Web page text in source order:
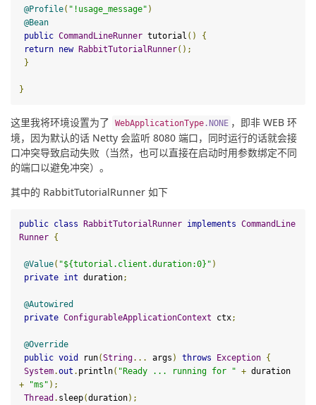
@Profile( "!usage_message" )
@Bean
public CommandLineRunner tutorial ()
{
return new RabbitTutorialRunner();
}
}
这里我将环境设置为了 WebApplicationType.NONE ，即非 WEB 环
境，因为默认的话 Netty 会监听 8080 端口，同时运行的话就会接
口冲突导致启动失败（当然，也可以直接在启动时用参数绑定不同
的端口以避免冲突）。
其中的 RabbitTutorialRunner 如下
public class RabbitTutorialRunner implements CommandLine
Runner {
@Value( "${tutorial.client.duration:0}" )
private int duration;
@Autowired
private ConfigurableApplicationContext ctx;
@Override
public void run(String... args ) throws Exception {
System.out . println( "Ready ... running for " +
duration
+
"ms" );
Thread . sleep(duration);